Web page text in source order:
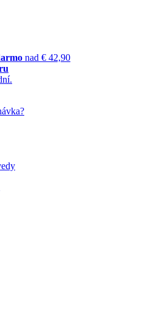
nad € 42,90